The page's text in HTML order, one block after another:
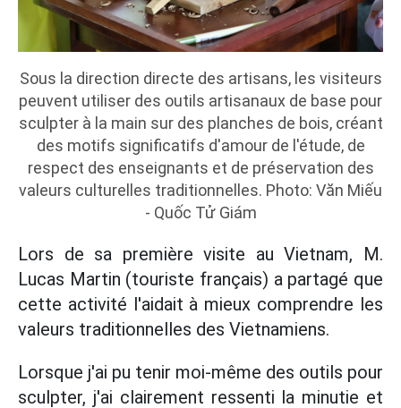
Sous la direction directe des artisans, les visiteurs
peuvent utiliser des outils artisanaux de base pour
sculpter à la main sur des planches de bois, créant
des motifs significatifs d'amour de l'étude, de
respect des enseignants et de préservation des
valeurs culturelles traditionnelles. Photo: Văn Miếu
- Quốc Tử Giám
Lors de sa première visite au Vietnam, M.
Lucas Martin (touriste français) a partagé que
cette activité l'aidait à mieux comprendre les
valeurs traditionnelles des Vietnamiens.
Lorsque j'ai pu tenir moi-même des outils pour
sculpter, j'ai clairement ressenti la minutie et